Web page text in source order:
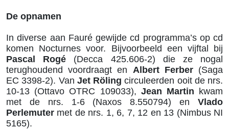
De opnamen
In diverse aan Fauré gewijde cd programma’s op cd
komen Nocturnes voor. Bijvoorbeeld een vijftal bij
Pascal Rogé (Decca 425.606-2) die ze nogal
terughoudend voordraagt en Albert Ferber(Saga
EC 3398-2). Van Jet Röling circuleerden ooit de nrs.
10-13 (Ottavo OTRC 109033), Jean Martin kwam
met de nrs. 1-6 (Naxos 8.550794) en Vlado
Perlemuter met de nrs. 1, 6, 7, 12 en 13 (Nimbus NI
5165).